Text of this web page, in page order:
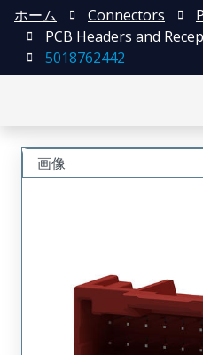
ホーム Connectors
PCB Headers and
5018762442
画像